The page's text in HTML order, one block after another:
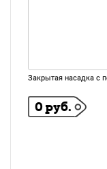
Закрытая насадка с
0 руб.